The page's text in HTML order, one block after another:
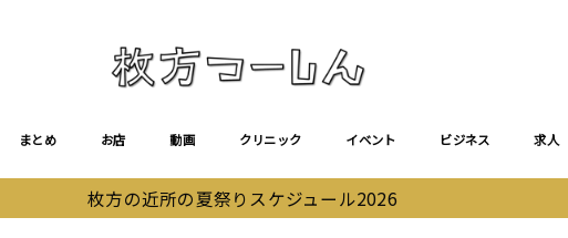
まとめ お店 動画 クリニック イベント ビジネス 求人
枚方の近所の夏祭りスケジュール2026